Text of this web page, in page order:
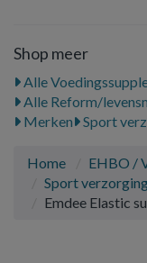
Shop meer
Alle
Alle Reform/
Merken
Sport
Home
EHBO /
Sport
Emdee Elastic